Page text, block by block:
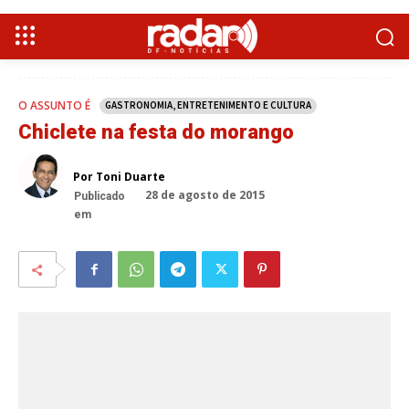
O ASSUNTO É GASTRONOMIA, ENTRETENIMENTO E CULTURA
Chiclete na festa do morango
Por Toni Duarte
Publicado
em
28 de agosto de 2015